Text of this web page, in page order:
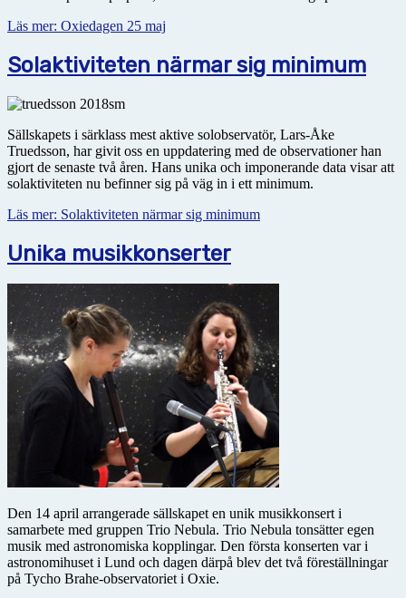
Läs mer: Oxiedagen 25 maj
Solaktiviteten närmar sig minimum
Sällskapets i särklass mest aktive solobservatör, Lars-Åke
Truedsson, har givit oss en uppdatering med de observationer han
gjort de senaste två åren. Hans unika och imponerande data visar att
solaktiviteten nu befinner sig på väg in i ett minimum.
Läs mer: Solaktiviteten närmar sig minimum
Unika musikkonserter
Den 14 april arrangerade sällskapet en unik musikkonsert i
samarbete med gruppen Trio Nebula. Trio Nebula tonsätter egen
musik med astro­no­miska kopplingar. Den första konserten var i
astronomihuset i Lund och dagen därpå blev det två föreställningar
på Tycho Brahe-observatoriet i Oxie.